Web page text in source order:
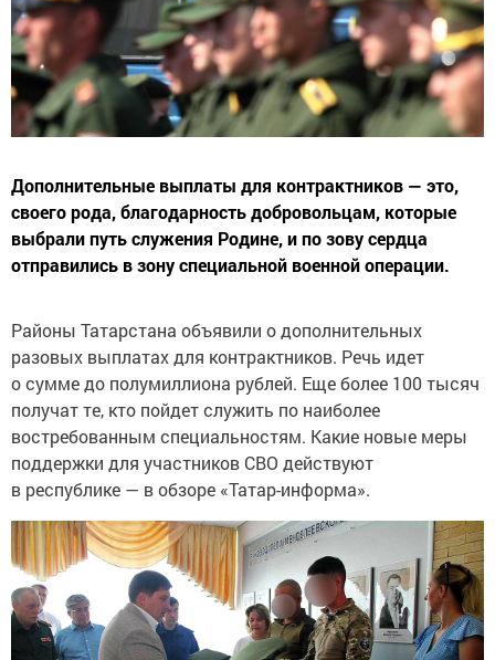
Дополнительные выплаты для контрактников — это,
своего рода, благодарность добровольцам, которые
выбрали путь служения Родине, и по зову сердца
отправились в зону специальной военной операции.
Районы Татарстана объявили о дополнительных
разовых выплатах для контрактников. Речь идет
о сумме до полумиллиона рублей. Еще более 100 тысяч
получат те, кто пойдет служить по наиболее
востребованным специальностям. Какие новые меры
поддержки для участников СВО действуют
в республике — в обзоре «Татар-информа».